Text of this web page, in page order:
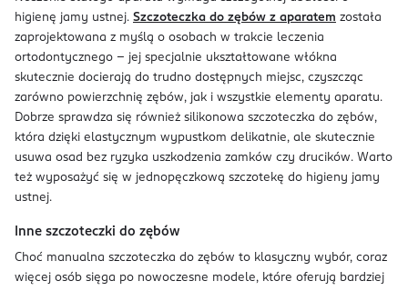
higienę jamy ustnej. Szczoteczka do zębów z aparatem została
zaprojektowana z myślą o osobach w trakcie leczenia
ortodontycznego – jej specjalnie ukształtowane włókna
skutecznie docierają do trudno dostępnych miejsc, czyszcząc
zarówno powierzchnię zębów, jak i wszystkie elementy aparatu.
Dobrze sprawdza się również silikonowa szczoteczka do zębów,
która dzięki elastycznym wypustkom delikatnie, ale skutecznie
usuwa osad bez ryzyka uszkodzenia zamków czy drucików. Warto
też wyposażyć się w jednopęczkową szczotekę do higieny jamy
ustnej.
Inne szczoteczki do zębów
Choć manualna szczoteczka do zębów to klasyczny wybór, coraz
więcej osób sięga po nowoczesne modele, które oferują bardziej